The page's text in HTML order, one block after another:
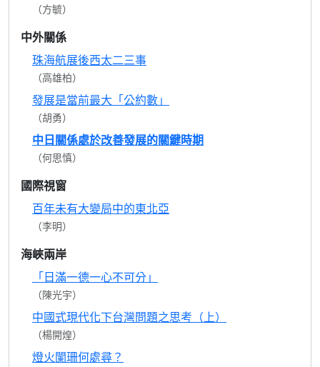
（方毓）
中外關係
珠海航展後西太二三事
（高雄柏）
發展是當前最大「公約數」
（胡勇）
中日關係處於改善發展的關鍵時期
（何思慎）
國際視窗
百年未有大變局中的東北亞
（李明）
海峽兩岸
「日滿一德一心不可分」
（陳光宇）
中國式現代化下台灣問題之思考（上）
（楊開煌）
燈火闌珊何處尋？